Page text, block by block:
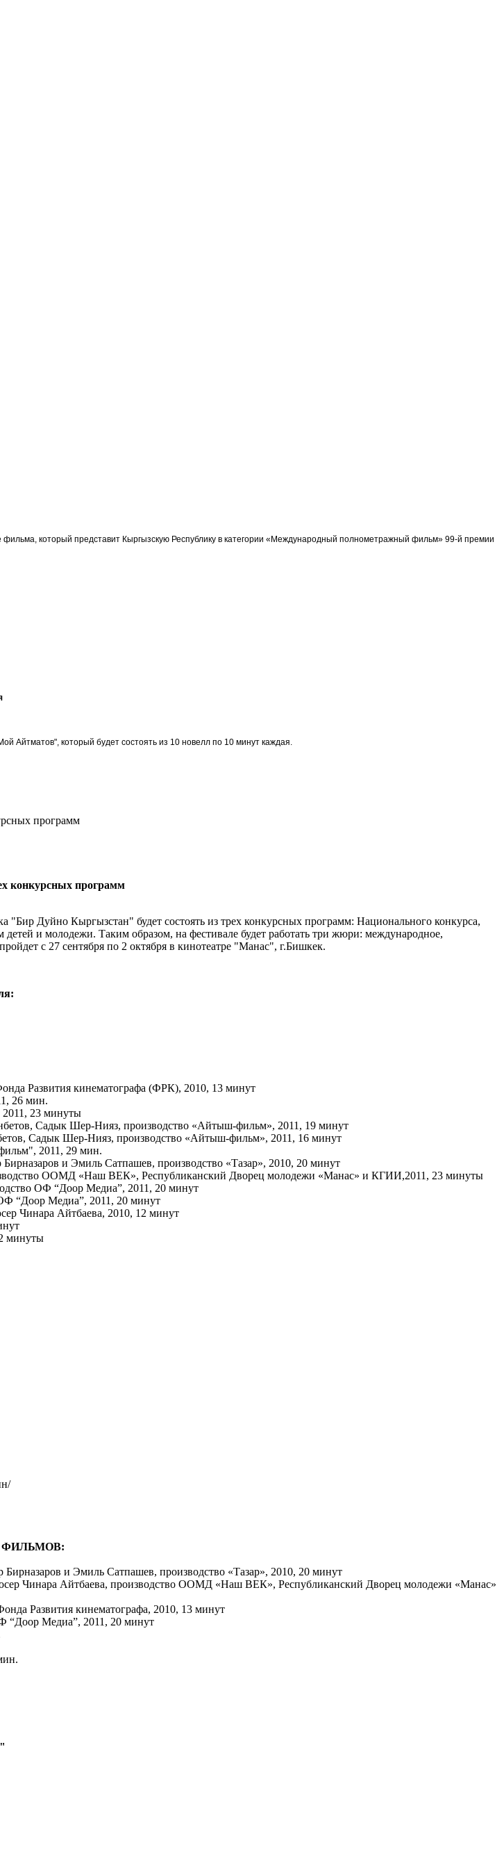
который представит Кыргызскую Республику в категории «Международный полнометражный фильм» 99-й премии
Айтматов", который будет состоять из 10 новелл по 10 минут каждая.
программ
конкурсных программ
Дуйно Кыргызстан" будет состоять из трех конкурсных программ: Национального конкурса,
и молодежи. Таким образом, на фестивале будет работать три жюри: международное,
с 27 сентября по 2 октября в кинотеатре "Манас", г.Бишкек.
Развития кинематографа (ФРК), 2010, 13 минут
26 мин.
23 минуты
Садык Шер-Нияз, производство «Айтыш-фильм», 2011, 19 минут
Садык Шер-Нияз, производство «Айтыш-фильм», 2011, 16 минут
2011, 29 мин.
и Эмиль Сатпашев, производство «Тазар», 2010, 20 минут
ООМД «Наш ВЕК», Республиканский Дворец молодежи «Манас» и КГИИ,2011, 23 минуты
ОФ “Доор Медиа”, 2011, 20 минут
“Доор Медиа”, 2011, 20 минут
Чинара Айтбаева, 2010, 12 минут
минуты
ФИЛЬМОВ:
и Эмиль Сатпашев, производство «Тазар», 2010, 20 минут
Чинара Айтбаева, производство ООМД «Наш ВЕК», Республиканский Дворец молодежи «Манас»
Развития кинематографа, 2010, 13 минут
“Доор Медиа”, 2011, 20 минут